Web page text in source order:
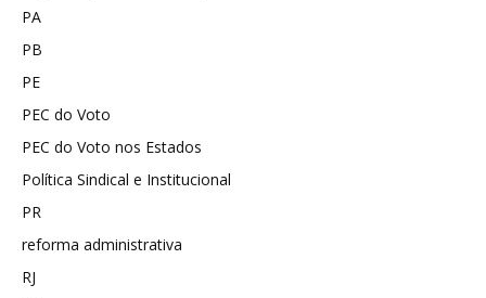
PA
PB
PE
PEC do Voto
PEC do Voto nos Estados
Política Sindical e Institucional
PR
reforma administrativa
RJ